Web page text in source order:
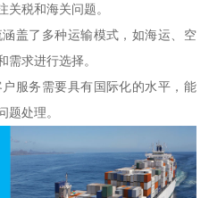
关税和海关问题。
盖了多种运输模式，如海运、空
需求进行选择。
服务需要具有国际化的水平，能
题处理。